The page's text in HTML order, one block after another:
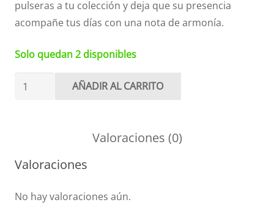
pulseras a tu colección y deja que su presencia
acompañe tus días con una nota de armonía.
Solo quedan 2 disponibles
Pulsera
macramé
AÑADIR AL CARRITO
Valoraciones (0)
Valoraciones
No hay valoraciones aún.